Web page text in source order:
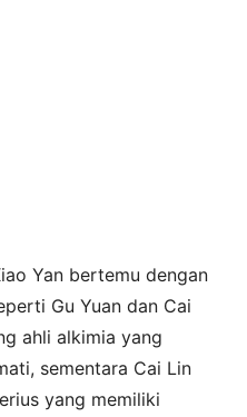
Yan bertemu dengan
Gu Yuan dan Cai
ahli alkimia yang
sementara Cai Lin
yang memiliki